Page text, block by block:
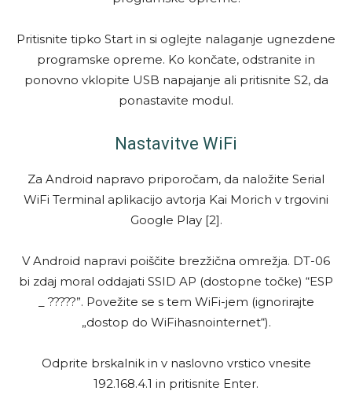
Pritisnite tipko Start in si oglejte nalaganje ugnezdene
programske opreme. Ko končate, odstranite in
ponovno vklopite USB napajanje ali pritisnite S2, da
ponastavite modul.
Nastavitve WiFi
Za Android napravo priporočam, da naložite Serial
WiFi Terminal aplikacijo avtorja Kai Morich v trgovini
Google Play [2].
V Android napravi poiščite brezžična omrežja. DT-06
bi zdaj moral oddajati SSID AP (dostopne točke) “ESP
_ ?????”. Povežite se s tem WiFi-jem (ignorirajte
„dostop do WiFihasnointernet“).
Odprite brskalnik in v naslovno vrstico vnesite
192.168.4.1 in pritisnite Enter.